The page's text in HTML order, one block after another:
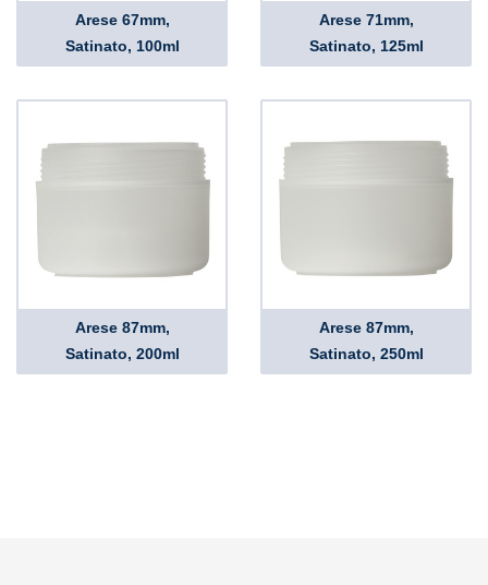
Arese 67mm,
Satinato, 100ml
Arese 71mm,
Satinato, 125ml
Arese 87mm,
Satinato, 200ml
Arese 87mm,
Satinato, 250ml